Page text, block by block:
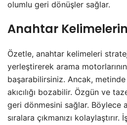
olumlu geri dönüşler sağlar.
Anahtar
Özetle, anahtar kelimeleri
yerleştirerek arama
başarabilirsiniz. Ancak,
akıcılığı bozabilir. Özgün ve
geri dönmesini sağlar. Böylece
sıralara çıkmanızı kolaylaştırır.